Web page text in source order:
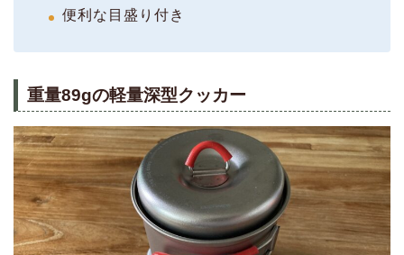
便利な目盛り付き
重量89gの軽量深型クッカー